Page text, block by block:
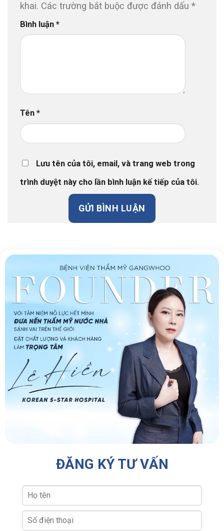
khai. Các trường bắt buộc được đánh dấu *
Bình luận *
Tên *
Lưu tên của tôi, email, và trang web trong
trình duyệt này cho lần bình luận kế tiếp của tôi.
ĐĂNG KÝ TƯ VẤN